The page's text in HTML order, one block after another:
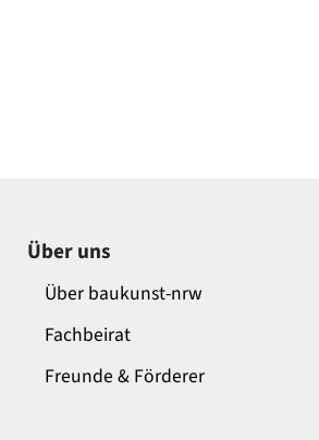
Über uns
Über baukunst-nrw
Fachbeirat
Freunde & Förderer